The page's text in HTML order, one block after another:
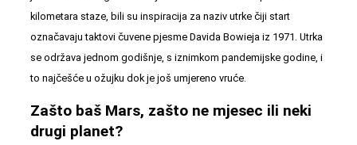
kilometara staze, bili su inspiracija za naziv utrke čiji start
označavaju taktovi čuvene pjesme Davida Bowieja iz 1971. Utrka
se održava jednom godišnje, s iznimkom pandemijske godine, i
to najčešće u ožujku dok je još umjereno vruće.
Zašto baš Mars, zašto ne mjesec ili neki
drugi planet?